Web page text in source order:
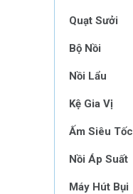
Quạt Sưởi
Bộ Nồi
Nồi Lẩu
Kệ Gia Vị
Ấm Siêu Tốc
Nồi Áp Suất
Máy Hút Bụi